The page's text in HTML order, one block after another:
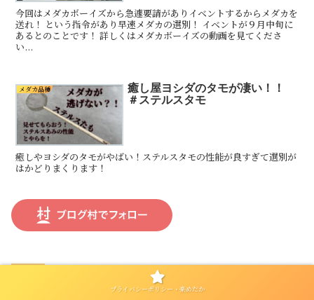
今回はメダカボーイズから急遽要請がありイベントするからメダカを
送れ！ という指令があり早速メダカの選別！ イベントが９月中旬に
あるとのことです！ 詳しくはメダカボーイズの動画を見てくださ
い...
メダカ品種
癒し屋ヨシダのタモが凄い！！
＃ステルスタモ
癒しやヨシダのタモがやばい！ステルスタモの性能が良すぎて選別が
はかどりまくります！
プライバシーポリシー・楽めだか